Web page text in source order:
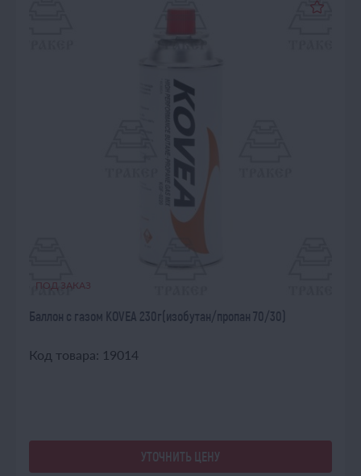
ПОД ЗАКАЗ
Баллон с газом KOVEA 230г(изобутан/пропан 70/30)
Код товара: 19014
УТОЧНИТЬ ЦЕНУ